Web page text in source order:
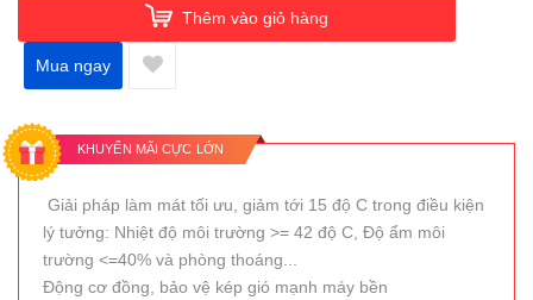
Thêm vào giỏ hàng
Mua ngay
KHUYẾN MÃI CỰC LỚN
Giải pháp làm mát tối ưu, giảm tới 15 độ C trong điều kiện
lý tưởng: Nhiệt độ môi trường >= 42 độ C, Độ ẩm môi
trường <=40% và phòng thoáng...
Động cơ đồng, bảo vệ kép gió mạnh máy bền